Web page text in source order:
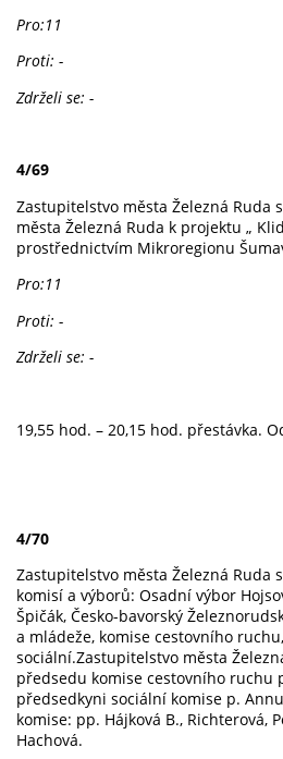
Pro:11
Proti: -
Zdrželi se: -
4/69
Zastupitelstvo města Železná Ruda
města Železná Ruda k projektu „
prostřednictvím Mikroregionu
Pro:11
Proti: -
Zdrželi se: -
19,55 hod. – 20,15 hod. přestávka.
4/70
Zastupitelstvo města Železná Ruda
komisí a výborů: Osadní výbor
Špičák, Česko-bavorský
a mládeže, komise cestovního
sociální.Zastupitelstvo města
předsedu komise cestovního ruchu
předsedkyni sociální komise p.
komise: pp. Hájková B., Richterová,
Hachová.